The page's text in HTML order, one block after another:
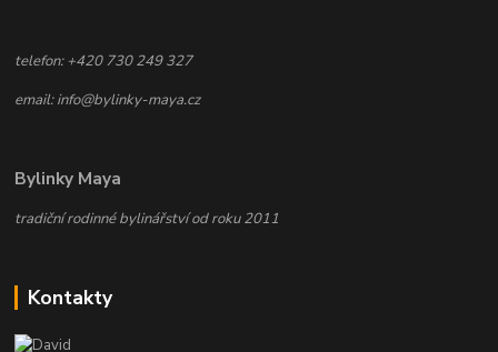
telefon: +420 730 249 327
email: info@bylinky-maya.cz
Bylinky Maya
tradiční rodinné bylinářství od roku 2011
Kontakty